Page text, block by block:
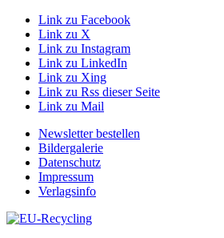
Link zu Facebook
Link zu X
Link zu Instagram
Link zu LinkedIn
Link zu Xing
Link zu Rss dieser Seite
Link zu Mail
Newsletter bestellen
Bildergalerie
Datenschutz
Impressum
Verlagsinfo